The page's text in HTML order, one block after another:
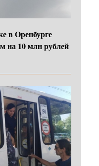
в Оренбурге
на 10 млн рублей